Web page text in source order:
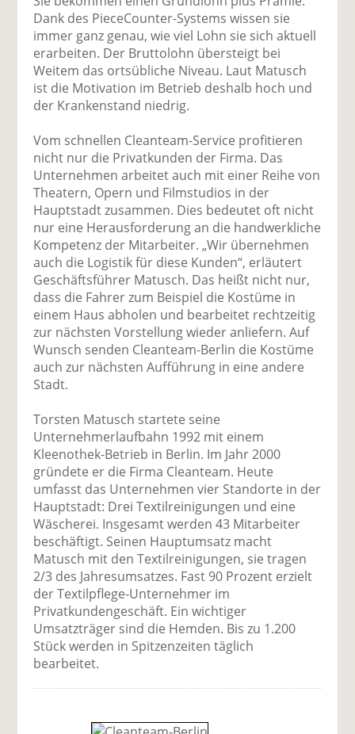
Dank des PieceCounter-Systems wissen sie
immer ganz genau, wie viel Lohn sie sich aktuell
erarbeiten. Der Bruttolohn übersteigt bei
Weitem das ortsübliche Niveau. Laut Matusch
ist die Motivation im Betrieb deshalb hoch und
der Krankenstand niedrig.
Vom schnellen Cleanteam-Service profitieren
nicht nur die Privatkunden der Firma. Das
Unternehmen arbeitet auch mit einer Reihe von
Theatern, Opern und Filmstudios in der
Hauptstadt zusammen. Dies bedeutet oft nicht
nur eine Herausforderung an die handwerkliche
Kompetenz der Mitarbeiter. „Wir übernehmen
auch die Logistik für diese Kunden“, erläutert
Geschäftsführer Matusch. Das heißt nicht nur,
dass die Fahrer zum Beispiel die Kostüme in
einem Haus abholen und bearbeitet rechtzeitig
zur nächsten Vorstellung wieder anliefern. Auf
Wunsch senden Cleanteam-Berlin die Kostüme
auch zur nächsten Aufführung in eine andere
Stadt.
Torsten Matusch startete seine
Unternehmerlaufbahn 1992 mit einem
Kleenothek-Betrieb in Berlin. Im Jahr 2000
gründete er die Firma Cleanteam. Heute
umfasst das Unternehmen vier Standorte in der
Hauptstadt: Drei Textilreinigungen und eine
Wäscherei. Insgesamt werden 43 Mitarbeiter
beschäftigt. Seinen Hauptumsatz macht
Matusch mit den Textilreinigungen, sie tragen
2/3 des Jahresumsatzes. Fast 90 Prozent erzielt
der Textilpflege-Unternehmer im
Privatkundengeschäft. Ein wichtiger
Umsatzträger sind die Hemden. Bis zu 1.200
Stück werden in Spitzenzeiten täglich
bearbeitet.